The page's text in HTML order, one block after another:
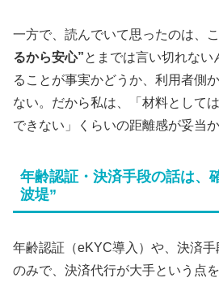
一方で、読んでいて思ったのは、
るから安心”とまでは言い切れない
ることが事実かどうか、利用者側
ない。だから私は、「材料として
できない」くらいの距離感が妥当
年齢認証・決済手段の話は、
波堤”
年齢認証（eKYC導入）や、決済
のみで、決済代行が大手という点